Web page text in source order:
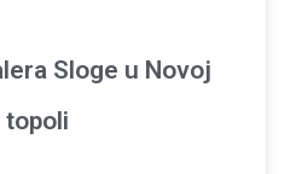
Sloge u Novoj
topoli